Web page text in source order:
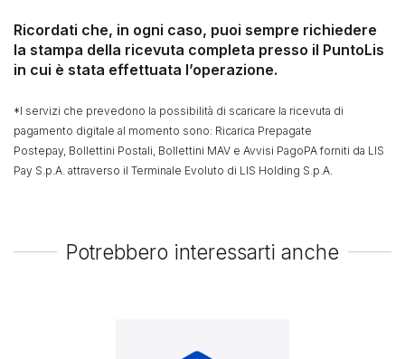
Ricordati che, in ogni caso, puoi sempre richiedere
la stampa della ricevuta completa presso il PuntoLis
in cui è stata effettuata l’operazione.
*I servizi che prevedono la possibilità di scaricare la ricevuta di
pagamento digitale al momento sono: Ricarica Prepagate
Postepay, Bollettini Postali, Bollettini MAV e Avvisi PagoPA forniti da LIS
Pay S.p.A. attraverso il Terminale Evoluto di LIS Holding S.p.A.
Potrebbero interessarti anche